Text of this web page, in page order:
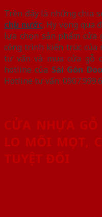
Trên đây là những chia
chịu nước. Hy vọng qua
lựa chọn sản phẩm cửa
công trình kiến trúc của
tư vấn và mua cửa gỗ
hotline của Sài Gòn
Hotline tư vấn:
CỬA NHỰA GỖ
LO MỐI MỌT,
TUYỆT ĐỐI